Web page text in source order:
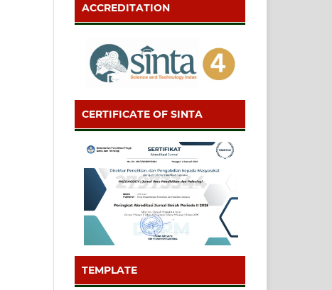
ACCREDITATION
CERTIFICATE OF SINTA
TEMPLATE